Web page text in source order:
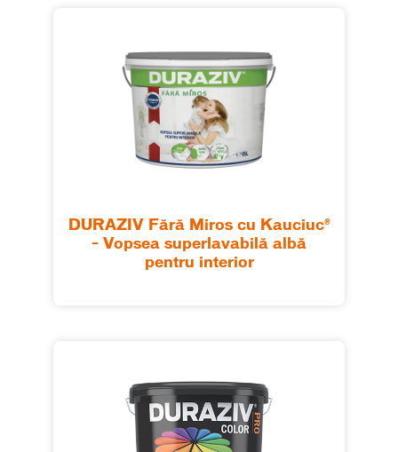
DURAZIV Fără Miros cu Kauciuc®
– Vopsea superlavabilă albă
pentru interior